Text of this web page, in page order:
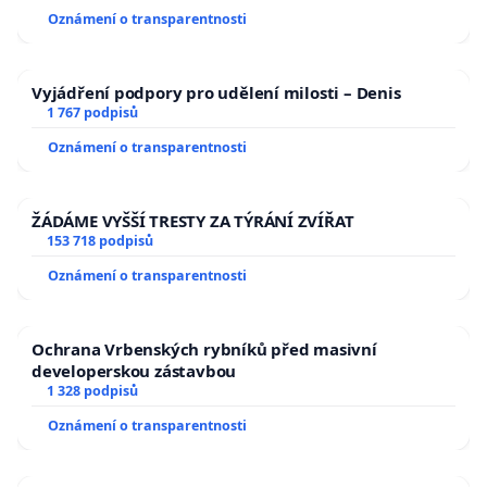
Oznámení o transparentnosti
Vyjádření podpory pro udělení milosti – Denis
1 767 podpisů
Oznámení o transparentnosti
ŽÁDÁME VYŠŠÍ TRESTY ZA TÝRÁNÍ ZVÍŘAT
153 718 podpisů
Oznámení o transparentnosti
Ochrana Vrbenských rybníků před masivní
developerskou zástavbou
1 328 podpisů
Oznámení o transparentnosti